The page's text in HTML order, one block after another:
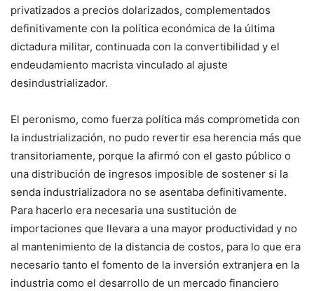
privatizados a precios dolarizados, complementados
definitivamente con la política económica de la última
dictadura militar, continuada con la convertibilidad y el
endeudamiento macrista vinculado al ajuste
desindustrializador.
El peronismo, como fuerza política más comprometida con
la industrialización, no pudo revertir esa herencia más que
transitoriamente, porque la afirmó con el gasto público o
una distribución de ingresos imposible de sostener si la
senda industrializadora no se asentaba definitivamente.
Para hacerlo era necesaria una sustitución de
importaciones que llevara a una mayor productividad y no
al mantenimiento de la distancia de costos, para lo que era
necesario tanto el fomento de la inversión extranjera en la
industria como el desarrollo de un mercado financiero